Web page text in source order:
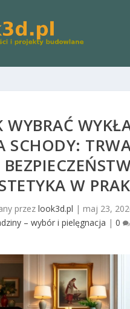
WYBRAĆ
SCHODY:
W
przez look3d.pl | maj 23,
– wybór i pielęgnacja | 0